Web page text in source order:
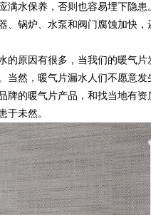
满水保养，否则也容易埋下隐
、锅炉、水泵和阀门腐蚀加快，
的原因有很多，当我们的暖气
当然，暖气片漏水人们不愿意
牌的暖气片产品，和找当地有
于未然。